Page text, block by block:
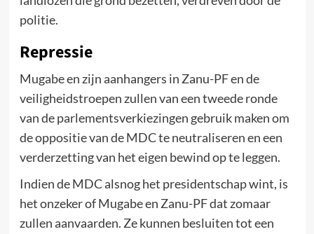
politie.
Repressie
Mugabe en zijn aanhangers in Zanu-PF en de
veiligheidstroepen zullen van een tweede ronde
van de parlementsverkiezingen gebruik maken om
de oppositie van de MDC te neutraliseren en een
verderzetting van het eigen bewind op te leggen.
Indien de MDC alsnog het presidentschap wint, is
het onzeker of Mugabe en Zanu-PF dat zomaar
zullen aanvaarden. Ze kunnen besluiten tot een